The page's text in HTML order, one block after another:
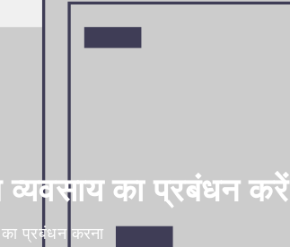
का प्रबंधन करें
प्रबंधन करना